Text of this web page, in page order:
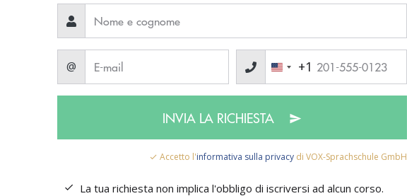
@ +1
INVIA LA RICHIESTA
Accetto l'informativa sulla privacy di VOX-Sprachschule GmbH
La tua richiesta non implica l'obbligo di iscriversi ad alcun corso.